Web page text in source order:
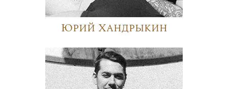
Юрий Хандрыкин